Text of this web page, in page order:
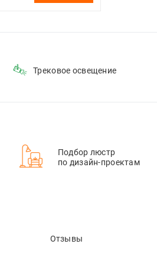
Трековое освещение
Подбор люстр
по дизайн-проектам
Отзывы